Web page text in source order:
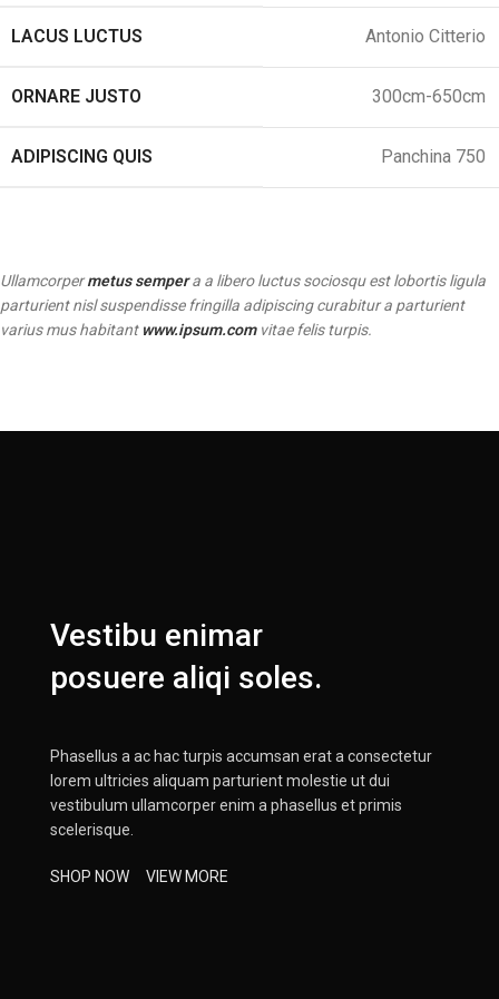
LACUS LUCTUS Antonio Citterio
ORNARE JUSTO 300cm-650cm
ADIPISCING QUIS Panchina 750
Ullamcorpermetus sempera a libero luctus sociosqu est lobortis ligula
parturient nisl suspendisse fringilla adipiscing curabitur a parturient
varius mus habitant www.ipsum.comvitae felis turpis.
Vestibu enimar
posuere aliqi soles.
Phasellus a ac hac turpis accumsan erat a consectetur
lorem ultricies aliquam parturient molestie ut dui
vestibulum ullamcorper enim a phasellus et primis
scelerisque.
SHOP NOW VIEW MORE